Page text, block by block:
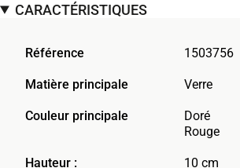
CARACTÉRISTIQUES
Référence 1503756
Matière principale Verre
Couleur principale
Doré
Rouge
Hauteur : 10 cm